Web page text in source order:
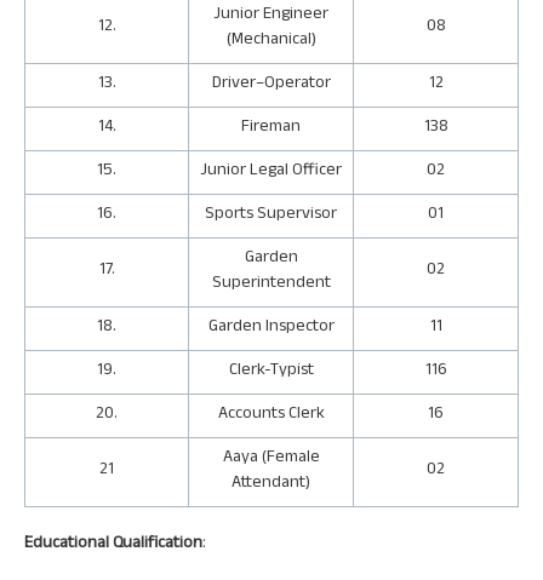
12.
Junior Engineer
(Mechanical)
08
13.
Driver–Operator
12
14.
Fireman
138
15.
Junior Legal Officer
02
16.
Sports Supervisor
01
17.
Garden
Superintendent
02
18.
Garden Inspector
11
19.
Clerk-Typist
116
20.
Accounts Clerk
16
21
Aaya (Female
Attendant)
02
Educational Qualification: